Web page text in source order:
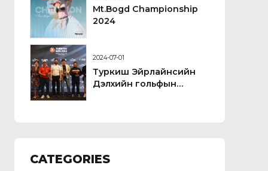
Mt.Bogd Championship
2024
2024-07-01
Туркиш Эйрлайнсийн
Дэлхийн гольфын
CATEGORIES